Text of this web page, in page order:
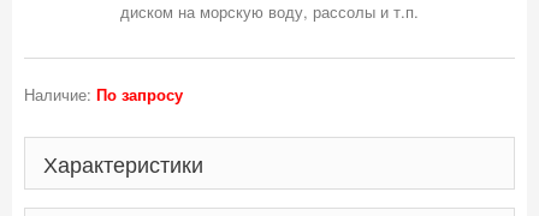
Наличие: По запросу
Характеристики